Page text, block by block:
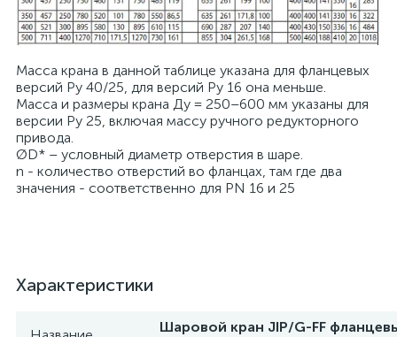
Масса крана в данной таблице указана для фланцевых
версий Pу 40/25, для версий Ру 16 она меньше.
Масса и размеры крана Ду = 250–600 мм указаны для
версии Ру 25, включая массу ручного редукторного
привода.
ØD* – условный диаметр отверстия в шаре.
n - количество отверстий во фланцах, там где два
значения - соответственно для PN 16 и 25
Характеристики
Шаровой кран JIP/G-FF